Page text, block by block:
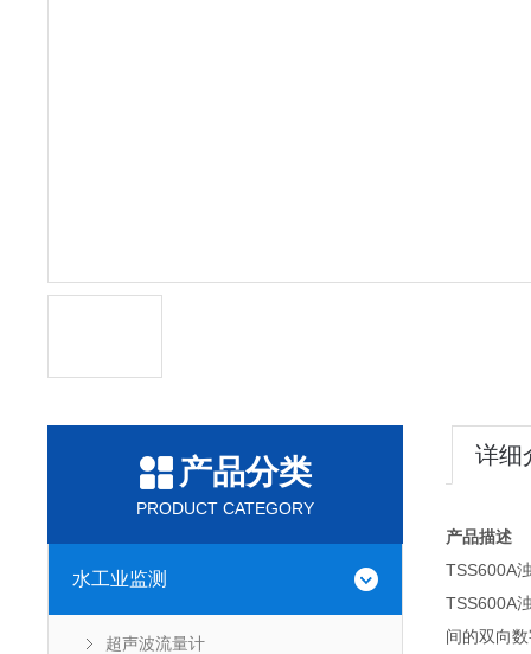
产品分类
PRODUCT CATEGORY
水工业监测
超声波流量计
详细
产品描述
TSS600A
TSS600A
间的双向